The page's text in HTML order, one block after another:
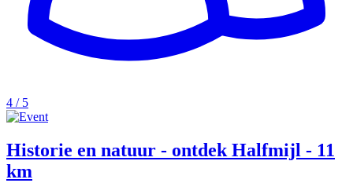
4 / 5
Historie en natuur - ontdek Halfmijl - 11
km